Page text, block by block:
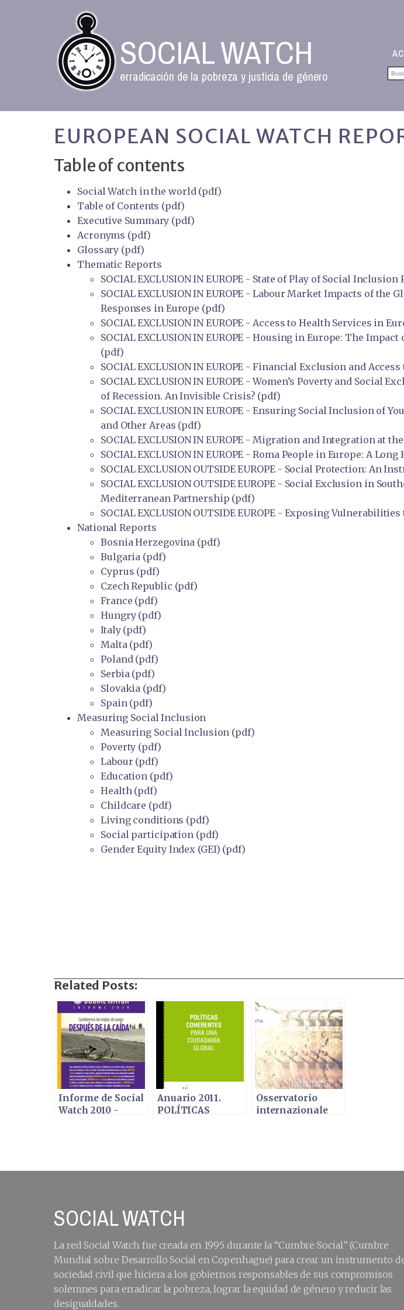
SOCIAL WATCH
erradicación de la pobreza y justicia de género
EUROPEAN SOCIAL WATCH
Table of contents
Social Watch in the world (pdf)
Table of Contents (pdf)
Executive Summary (pdf)
Acronyms (pdf)
Glossary (pdf)
Thematic Reports
SOCIAL EXCLUSION IN EUROPE - State of Play of Social
SOCIAL EXCLUSION IN EUROPE - Labour Market Impacts of the
Responses in Europe (pdf)
SOCIAL EXCLUSION IN EUROPE - Access to Health Services in
SOCIAL EXCLUSION IN EUROPE - Housing in Europe: The
(pdf)
SOCIAL EXCLUSION IN EUROPE - Financial Exclusion and
SOCIAL EXCLUSION IN EUROPE - Women’s Poverty and Social
of Recession. An Invisible Crisis? (pdf)
SOCIAL EXCLUSION IN EUROPE - Ensuring Social Inclusion
and Other Areas (pdf)
SOCIAL EXCLUSION IN EUROPE - Migration and Integration at
SOCIAL EXCLUSION IN EUROPE - Roma People in Europe: A
SOCIAL EXCLUSION OUTSIDE EUROPE - Social Protection: An
SOCIAL EXCLUSION OUTSIDE EUROPE - Social Exclusion in
Mediterranean Partnership (pdf)
SOCIAL EXCLUSION OUTSIDE EUROPE - Exposing
National Reports
Bosnia Herzegovina (pdf)
Bulgaria (pdf)
Cyprus (pdf)
Czech Republic (pdf)
France (pdf)
Hungry (pdf)
Italy (pdf)
Malta (pdf)
Poland (pdf)
Serbia (pdf)
Slovakia (pdf)
Spain (pdf)
Measuring Social Inclusion
Measuring Social Inclusion (pdf)
Poverty (pdf)
Labour (pdf)
Education (pdf)
Health (pdf)
Childcare (pdf)
Living conditions (pdf)
Social participation (pdf)
Gender Equity Index (GEI) (pdf)
Related Posts:
Informe de Social
Watch 2010 -
Anuario 2011.
POLÍTICAS
española del
Osservatorio
internazionale
SOCIAL WATCH
La red Social Watch fue creada en 1995 durante la “Cumbre Social” (Cumbre
Mundial sobre Desarrollo Social en Copenhague) para crear un instrumento
sociedad civil que hiciera a los gobiernos responsables de sus compromisos
solemnes para erradicar la pobreza, lograr la equidad de género y reducir las
desigualdades.